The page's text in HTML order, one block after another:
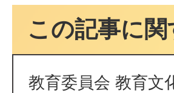
この記事に
教育委員会 教育文